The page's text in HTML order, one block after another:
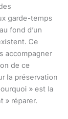
garde-temps
fond d’un
Ce
accompagner
de ce
la préservation
» est la
» réparer.